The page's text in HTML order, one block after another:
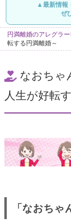
▲最新情報
ぜ
円満離婚のアレグラー
転する円満離婚～
なおちゃ
人生が好転
「なおちゃ